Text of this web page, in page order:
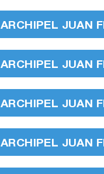
ARCHIPEL JUAN
ARCHIPEL JUAN
ARCHIPEL JUAN
ARCHIPEL JUAN